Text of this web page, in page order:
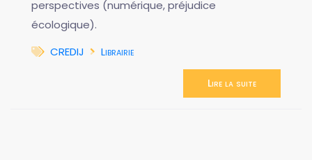
perspectives (numérique, préjudice
écologique).
CREDIJ
Librairie
Lire la suite